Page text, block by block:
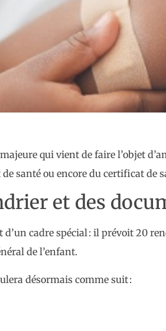
qui vient de faire l’objet
santé ou encore du certificat de
et des
d’un cadre spécial : il prévoit 20
de l’enfant.
désormais comme suit :